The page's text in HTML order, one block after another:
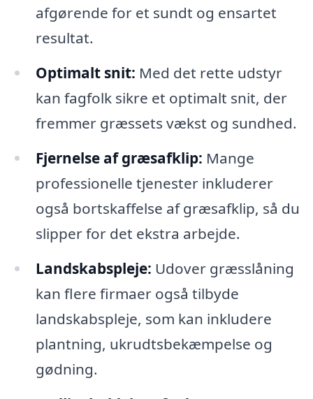
afgørende for et sundt og ensartet
resultat.
Optimalt snit: Med det rette udstyr
kan fagfolk sikre et optimalt snit, der
fremmer græssets vækst og sundhed.
Fjernelse af græsafklip: Mange
professionelle tjenester inkluderer
også bortskaffelse af græsafklip, så du
slipper for det ekstra arbejde.
Landskabspleje: Udover græsslåning
kan flere firmaer også tilbyde
landskabspleje, som kan inkludere
plantning, ukrudtsbekæmpelse og
gødning.